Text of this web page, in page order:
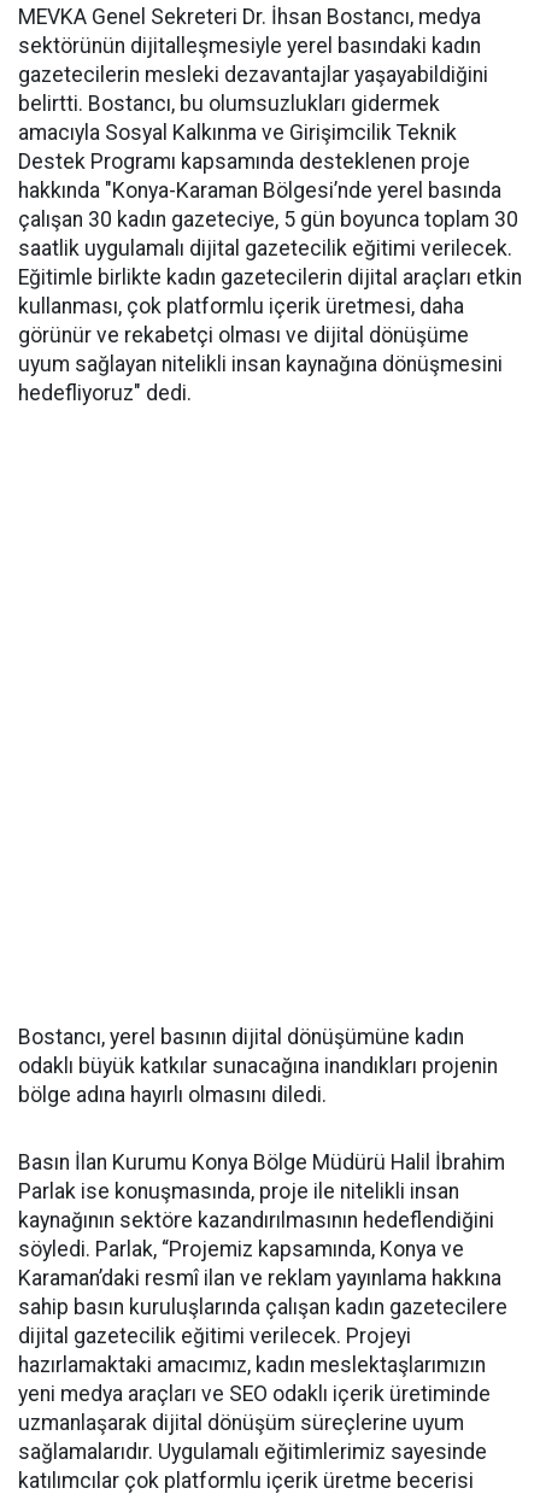
MEVKA Genel Sekreteri Dr. İhsan Bostancı, medya
sektörünün dijitalleşmesiyle yerel basındaki kadın
gazetecilerin mesleki dezavantajlar yaşayabildiğini
belirtti. Bostancı, bu olumsuzlukları gidermek
amacıyla Sosyal Kalkınma ve Girişimcilik Teknik
Destek Programı kapsamında desteklenen proje
hakkında "Konya-Karaman Bölgesi’nde yerel basında
çalışan 30 kadın gazeteciye, 5 gün boyunca toplam 30
saatlik uygulamalı dijital gazetecilik eğitimi verilecek.
Eğitimle birlikte kadın gazetecilerin dijital araçları etkin
kullanması, çok platformlu içerik üretmesi, daha
görünür ve rekabetçi olması ve dijital dönüşüme
uyum sağlayan nitelikli insan kaynağına dönüşmesini
hedefliyoruz" dedi.
Bostancı, yerel basının dijital dönüşümüne kadın
odaklı büyük katkılar sunacağına inandıkları projenin
bölge adına hayırlı olmasını diledi.
Basın İlan Kurumu Konya Bölge Müdürü Halil İbrahim
Parlak ise konuşmasında, proje ile nitelikli insan
kaynağının sektöre kazandırılmasının hedeflendiğini
söyledi. Parlak, “Projemiz kapsamında, Konya ve
Karaman’daki resmî ilan ve reklam yayınlama hakkına
sahip basın kuruluşlarında çalışan kadın gazetecilere
dijital gazetecilik eğitimi verilecek. Projeyi
hazırlamaktaki amacımız, kadın meslektaşlarımızın
yeni medya araçları ve SEO odaklı içerik üretiminde
uzmanlaşarak dijital dönüşüm süreçlerine uyum
sağlamalarıdır. Uygulamalı eğitimlerimiz sayesinde
katılımcılar çok platformlu içerik üretme becerisi